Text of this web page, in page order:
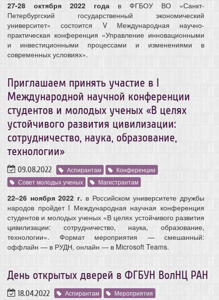
27-28 октября 2022 года в ФГБОУ ВО «Санкт-
Петербургский государственный экономический
университет» состоится V Международная научно-
практическая конференция «Управление инновационными
и инвестиционными процессами и изменениями в
современных условиях».
Приглашаем принять участие в I
Международной научной конференции
студентов и молодых ученых «В целях
устойчивого развития цивилизации:
сотрудничество, наука, образование,
технологии»
09.08.2022 Аспирантам
Конференции
Совет молодых ученых
Магистрантам
22–26 ноября 2022 г. в Российском университете дружбы
народов пройдет I Международная научная конференция
студентов и молодых ученых «В целях устойчивого развития
цивилизации: сотрудничество, наука, образование,
технологии». Формат мероприятия — смешанный:
оффлайн — в РУДН, онлайн — в Microsoft Teams.
День открытых дверей в ФГБУН ВолНЦ РАН
18.04.2022 Аспирантам
Мероприятия